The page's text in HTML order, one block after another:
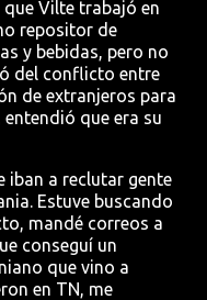
Vilte trabajó en
repositor de
y bebidas, pero no
del conflicto entre
de extranjeros para
que era su
iban a reclutar gente
Estuve buscando
mandé correos a
conseguí un
que vino a
en TN, me